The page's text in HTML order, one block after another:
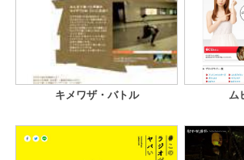
キメワザ・バトル ム